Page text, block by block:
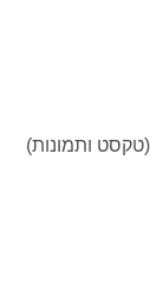
ותמונות)